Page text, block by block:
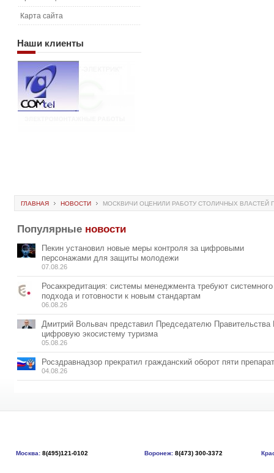
Карта сайта
Наши клиенты
ГЛАВНАЯ НОВОСТИ МОСКВИЧИ ОЦЕНИЛИ РАБОТУ СТОЛИЧНЫХ ВЛАСТЕЙ
Популярные новости
Пекин установил новые меры контроля за цифровыми
персонажами для защиты молодежи
07.08.26
Росаккредитация: системы менеджмента требуют системного
подхода и готовности к новым стандартам
06.08.26
Дмитрий Вольвач представил Председателю
цифровую экосистему туризма
05.08.26
Росздравнадзор прекратил гражданский оборот пяти
04.08.26
Москва: 8(495)121-0102 Воронеж: 8(473) 300-3372